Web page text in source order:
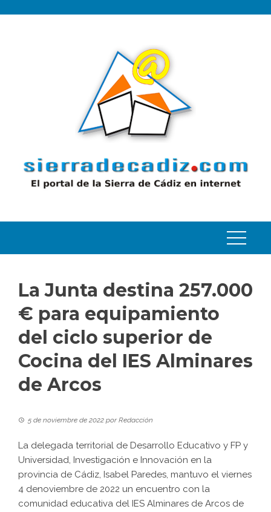
La Junta destina 257.000
€ para equipamiento
del ciclo superior de
Cocina del IES Alminares
de Arcos
5 de noviembre de 2022 porRedacción
La delegada territorial de Desarrollo Educativo y FP y
Universidad, Investigación e Innovación en la
provincia de Cádiz, Isabel Paredes, mantuvo el viernes
4 denoviembre de 2022 un encuentro con la
comunidad educativa del IES Alminares de Arcos de